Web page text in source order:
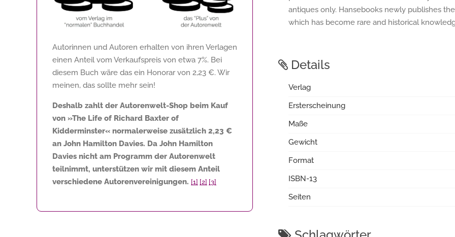
Autorinnen und Autoren erhalten von ihren Verlagen
einen Anteil vom Verkaufspreis von etwa 7%. Bei
diesem Buch wäre das ein Honorar von 2,23 €. Wir
meinen, das sollte mehr sein!
Deshalb zahlt der Autorenwelt-Shop beim Kauf
von »The Life of Richard Baxter of
Kidderminster« normalerweise zusätzlich 2,23 €
an John Hamilton Davies. Da John Hamilton
Davies nicht am Programm der Autorenwelt
teilnimmt, unterstützen wir mit diesem Anteil
verschiedene Autorenvereinigungen. [1] [2] [3]
antiques only. Hansebooks newly publishes
which has become rare and historical
Details
Verlag
Ersterscheinung
Maße
Gewicht
Format
ISBN-13
Seiten